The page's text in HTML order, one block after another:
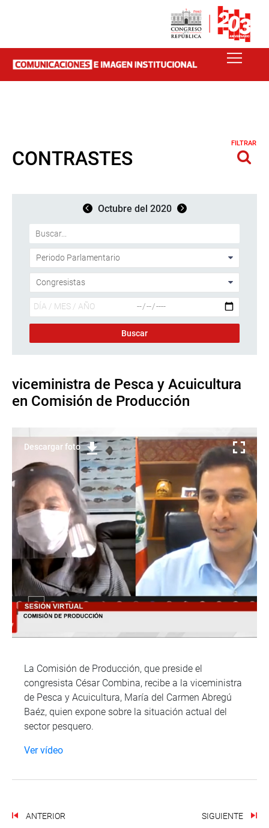
CONTRASTES
FILTRAR
Octubre del 2020
viceministra de Pesca y Acuicultura
en Comisión de Producción
Descargar foto
La Comisión de Producción, que preside el
congresista César Combina, recibe a la viceministra
de Pesca y Acuicultura, María del Carmen Abregú
Baéz, quien expone sobre la situación actual del
sector pesquero.
Ver vídeo
ANTERIOR SIGUIENTE